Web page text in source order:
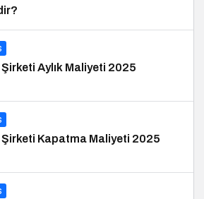
Şirketi Aylık Maliyeti 2025
Şirketi Kapatma Maliyeti 2025